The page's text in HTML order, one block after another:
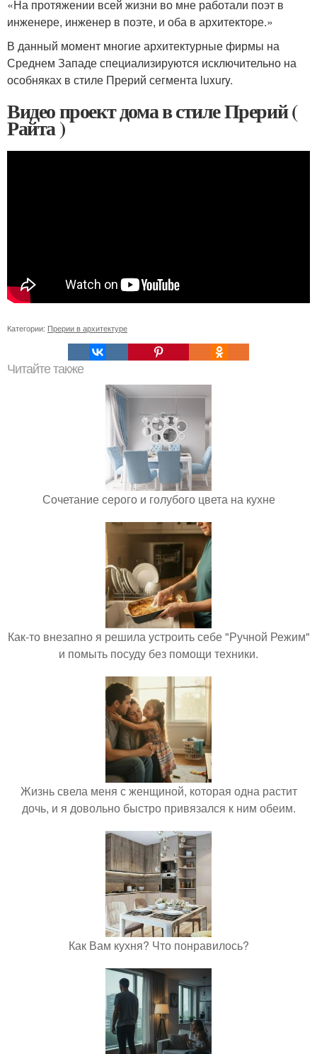
«На протяжении всей жизни во мне работали поэт в
инженере, инженер в поэте, и оба в архитекторе.»
В данный момент многие архитектурные фирмы на
Среднем Западе специализируются исключительно на
особняках в стиле Прерий сегмента luxury.
Видео проект дома в стиле Прерий (
Райта )
Категории: Прерии в архитектуре
Читайте также
Сочетание серого и голубого цвета на кухне
Как-то внезапно я решила устроить себе "Ручной Режим"
и помыть посуду без помощи техники.
Жизнь свела меня с женщиной, которая одна растит
дочь, и я довольно быстро привязался к ним обеим.
Как Вам кухня? Что понравилось?